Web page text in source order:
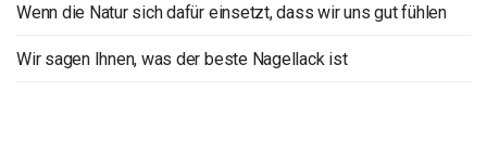
Wenn die Natur sich dafür einsetzt, dass wir uns gut fühlen
Wir sagen Ihnen, was der beste Nagellack ist